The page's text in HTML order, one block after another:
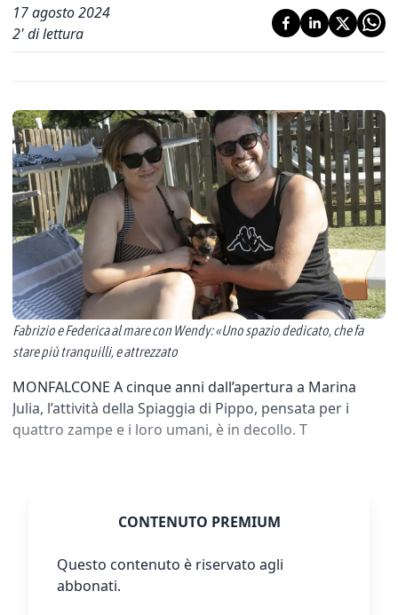
17 agosto 2024
2' di lettura
Fabrizio e Federica al mare con Wendy: «Uno spazio dedicato, che fa
stare più tranquilli, e attrezzato
MONFALCONE A cinque anni dall’apertura a Marina
Julia, l’attività della Spiaggia di Pippo, pensata per i
quattro zampe e i loro umani, è in decollo. T
CONTENUTO PREMIUM
Questo contenuto è riservato agli
abbonati.